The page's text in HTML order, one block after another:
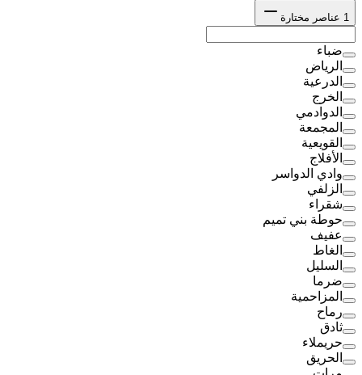
1 عناصر مختارة
ضباء
الرياض
الدرعية
الخرج
الدوادمي
المجمعة
القويعية
الأفلاج
وادي الدواسر
الزلفي
شقراء
حوطة بني تميم
عفيف
الغاط
السليل
ضرما
المزاحمية
رماح
ثادق
حريملاء
الحريق